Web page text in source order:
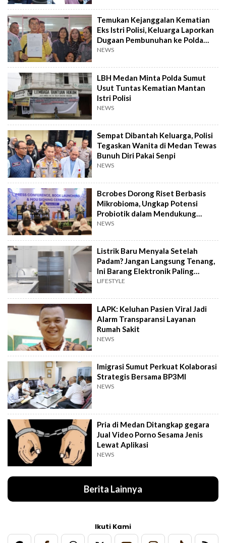
Temukan Kejanggalan Kematian
Eks Istri Polisi, Keluarga Laporkan
Dugaan Pembunuhan ke Polda
Sumut
NEWS
LBH Medan Minta Polda Sumut
Usut Tuntas Kematian Mantan
Istri Polisi
NEWS
Sempat Dibantah Keluarga, Polisi
Tegaskan Wanita di Medan Tewas
Bunuh Diri Pakai Senpi
NEWS
Bcrobes Dorong Riset Berbasis
Mikrobioma, Ungkap Potensi
Probiotik dalam Mendukung
Terapi Jerawat
NEWS
Listrik Baru Menyala Setelah
Padam? Jangan Langsung Tenang,
Ini Barang Elektronik Paling
Rawan Rusak
LIFESTYLE
LAPK: Keluhan Pasien Viral Jadi
Alarm Transparansi Layanan
Rumah Sakit
NEWS
Imigrasi Sumut Perkuat Kolaborasi
Strategis Bersama BP3MI
NEWS
Pria di Medan Ditangkap gegara
Jual Video Porno Sesama Jenis
Lewat Aplikasi
NEWS
Berita Lainnya
Ikuti Kami